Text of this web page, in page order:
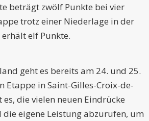
beträgt zwölf Punkte bei vier
trotz einer Niederlage in der
elf Punkte.
geht es bereits am 24. und 25.
Etappe in Saint-Gilles-Croix-de-
die vielen neuen Eindrücke
eigene Leistung abzurufen, um